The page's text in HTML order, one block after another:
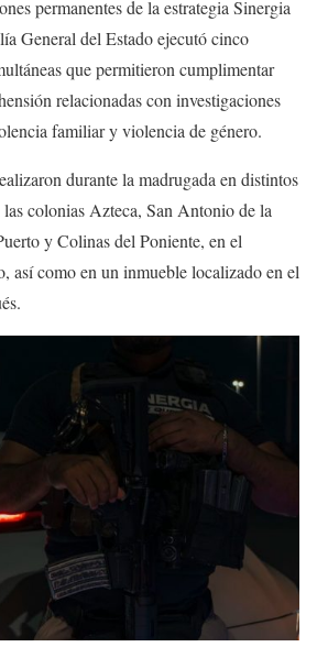
permanentes de la estrategia Sinergia
General del Estado ejecutó cinco
que permitieron cumplimentar
relacionadas con investigaciones
familiar y violencia de género.
durante la madrugada en distintos
colonias Azteca, San Antonio de la
y Colinas del Poniente, en el
así como en un inmueble localizado en el